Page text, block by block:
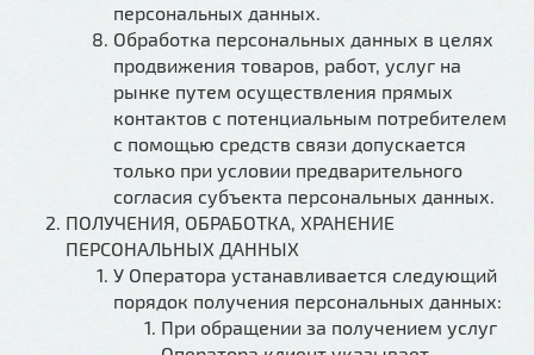
персональных данных.
Обработка персональных данных в целях
продвижения товаров, работ, услуг на
рынке путем осуществления прямых
контактов с потенциальным потребителем
с помощью средств связи допускается
только при условии предварительного
согласия субъекта персональных данных.
ПОЛУЧЕНИЯ, ОБРАБОТКА, ХРАНЕНИЕ
ПЕРСОНАЛЬНЫХ ДАННЫХ
У Оператора устанавливается следующий
порядок получения персональных данных:
При обращении за получением услуг